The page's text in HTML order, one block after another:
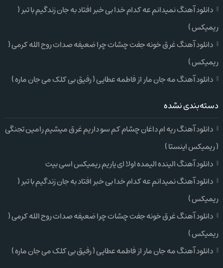
دانلود آهنگ نمیدانم عه کدام خدا بی خبر افتاد به جان زندگیم با تبر (
ریمیکس )
دانلود آهنگ غرق خونه جفت چشات چرا ضعیفه صدات روح الله کرمی (
ریمیکس )
دانلود آهنگ مه جان مار از فاطمه عطایی ( رفیق بی کلک می جان ماره )
دسته‌بندی نشده
دانلود آهنگ ریه ام داغان چشام کم سو داریم غرق میشیم رامین تجنگی
( ریمیکس اینستا )
دانلود آهنگ الینده الیمده اولا ای یاریم ریمیکس اسی بیت
دانلود آهنگ نمیدانم عه کدام خدا بی خبر افتاد به جان زندگیم با تبر (
ریمیکس )
دانلود آهنگ غرق خونه جفت چشات چرا ضعیفه صدات روح الله کرمی (
ریمیکس )
دانلود آهنگ مه جان مار از فاطمه عطایی ( رفیق بی کلک می جان ماره )